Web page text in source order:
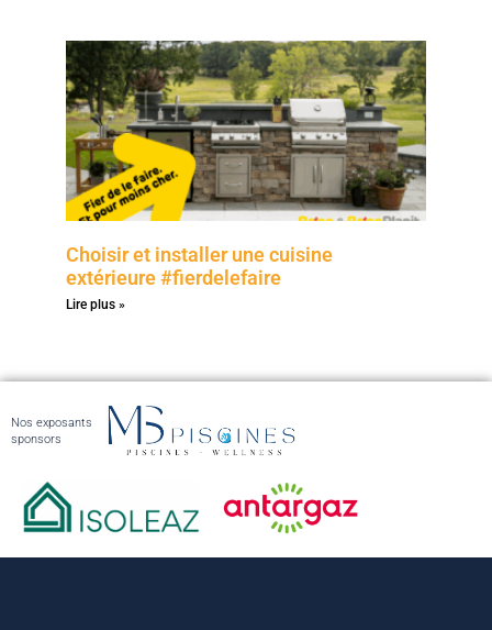
Choisir et installer une cuisine
extérieure #fierdelefaire
Lire plus »
Nos exposants
sponsors